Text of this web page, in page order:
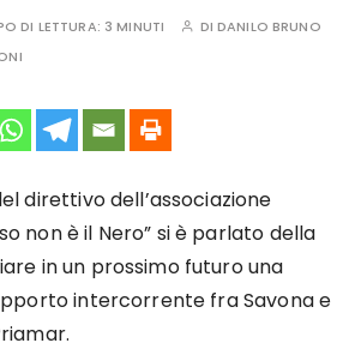
DI LETTURA: 3 MINUTI DI DANILO BRUNO
direttivo dell’associazione
non è il Nero” si è parlato della
in un prossimo futuro una
intercorrente fra Savona e